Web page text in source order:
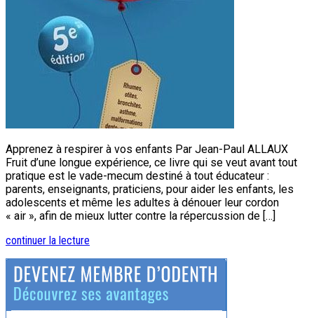
Apprenez à respirer à vos enfants Par Jean-Paul ALLAUX
Fruit d’une longue expérience, ce livre qui se veut avant tout
pratique est le vade-mecum destiné à tout éducateur :
parents, enseignants, praticiens, pour aider les enfants, les
adolescents et même les adultes à dénouer leur cordon
« air », afin de mieux lutter contre la répercussion de […]
continuer la lecture